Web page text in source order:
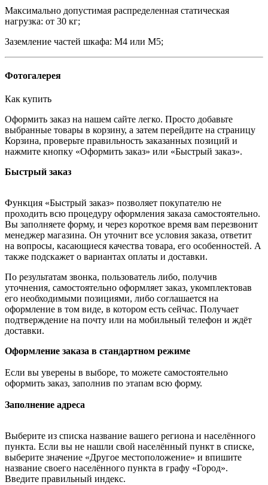
Максимально допустимая распределенная статическая
нагрузка: от 30 кг;
Заземление частей шкафа: М4 или М5;
Фотогалерея
Как купить
Оформить заказ на нашем сайте легко. Просто добавьте
выбранные товары в корзину, а затем перейдите на страницу
Корзина, проверьте правильность заказанных позиций и
нажмите кнопку «Оформить заказ» или «Быстрый заказ».
Быстрый заказ
Функция «Быстрый заказ» позволяет покупателю не
проходить всю процедуру оформления заказа самостоятельно.
Вы заполняете форму, и через короткое время вам перезвонит
менеджер магазина. Он уточнит все условия заказа, ответит
на вопросы, касающиеся качества товара, его особенностей. А
также подскажет о вариантах оплаты и доставки.
По результатам звонка, пользователь либо, получив
уточнения, самостоятельно оформляет заказ, укомплектовав
его необходимыми позициями, либо соглашается на
оформление в том виде, в котором есть сейчас. Получает
подтверждение на почту или на мобильный телефон и ждёт
доставки.
Оформление заказа в стандартном режиме
Если вы уверены в выборе, то можете самостоятельно
оформить заказ, заполнив по этапам всю форму.
Заполнение адреса
Выберите из списка название вашего региона и населённого
пункта. Если вы не нашли свой населённый пункт в списке,
выберите значение «Другое местоположение» и впишите
название своего населённого пункта в графу «Город».
Введите правильный индекс.